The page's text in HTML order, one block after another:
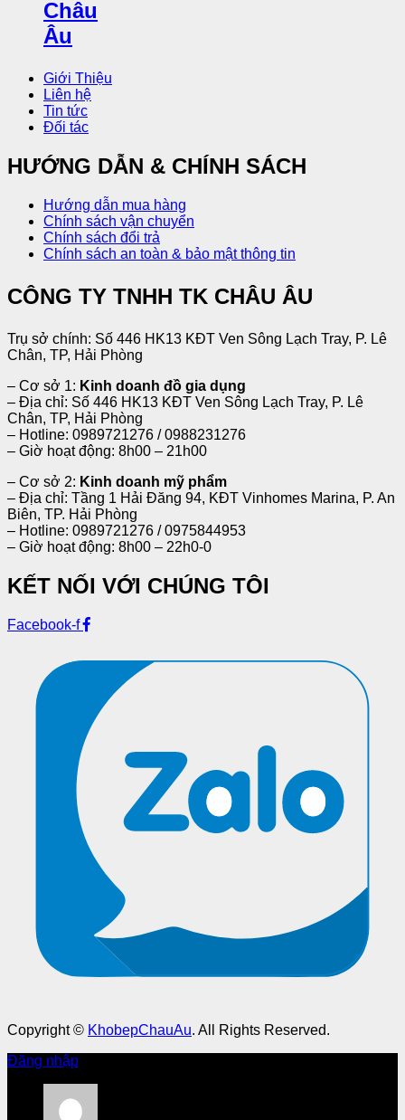
Giới Thiệu
Liên hệ
Tin tức
Đối tác
HƯỚNG DẪN & CHÍNH SÁCH
Hướng dẫn mua hàng
Chính sách vận chuyển
Chính sách đổi trả
Chính sách an toàn & bảo mật thông tin
CÔNG TY TNHH TK CHÂU ÂU
Trụ sở chính: Số 446 HK13 KĐT Ven Sông Lạch Tray, P. Lê
Chân, TP, Hải Phòng
– Cơ sở 1: Kinh doanh đồ gia dụng
– Địa chỉ: Số 446 HK13 KĐT Ven Sông Lạch Tray, P. Lê
Chân, TP, Hải Phòng
– Hotline: 0989721276 / 0988231276
– Giờ hoạt động: 8h00 – 21h00
– Cơ sở 2: Kinh doanh mỹ phẩm
– Địa chỉ: Tầng 1 Hải Đăng 94, KĐT Vinhomes Marina, P. An
Biên, TP. Hải Phòng
– Hotline: 0989721276 / 0975844953
– Giờ hoạt động: 8h00 – 22h0-0
KẾT NỐI VỚI CHÚNG TÔI
Facebook-f
Copyright © KhobepChauAu. All Rights Reserved.
Đăng nhập